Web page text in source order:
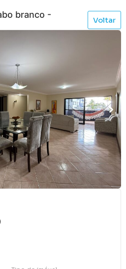
branco -
Voltar